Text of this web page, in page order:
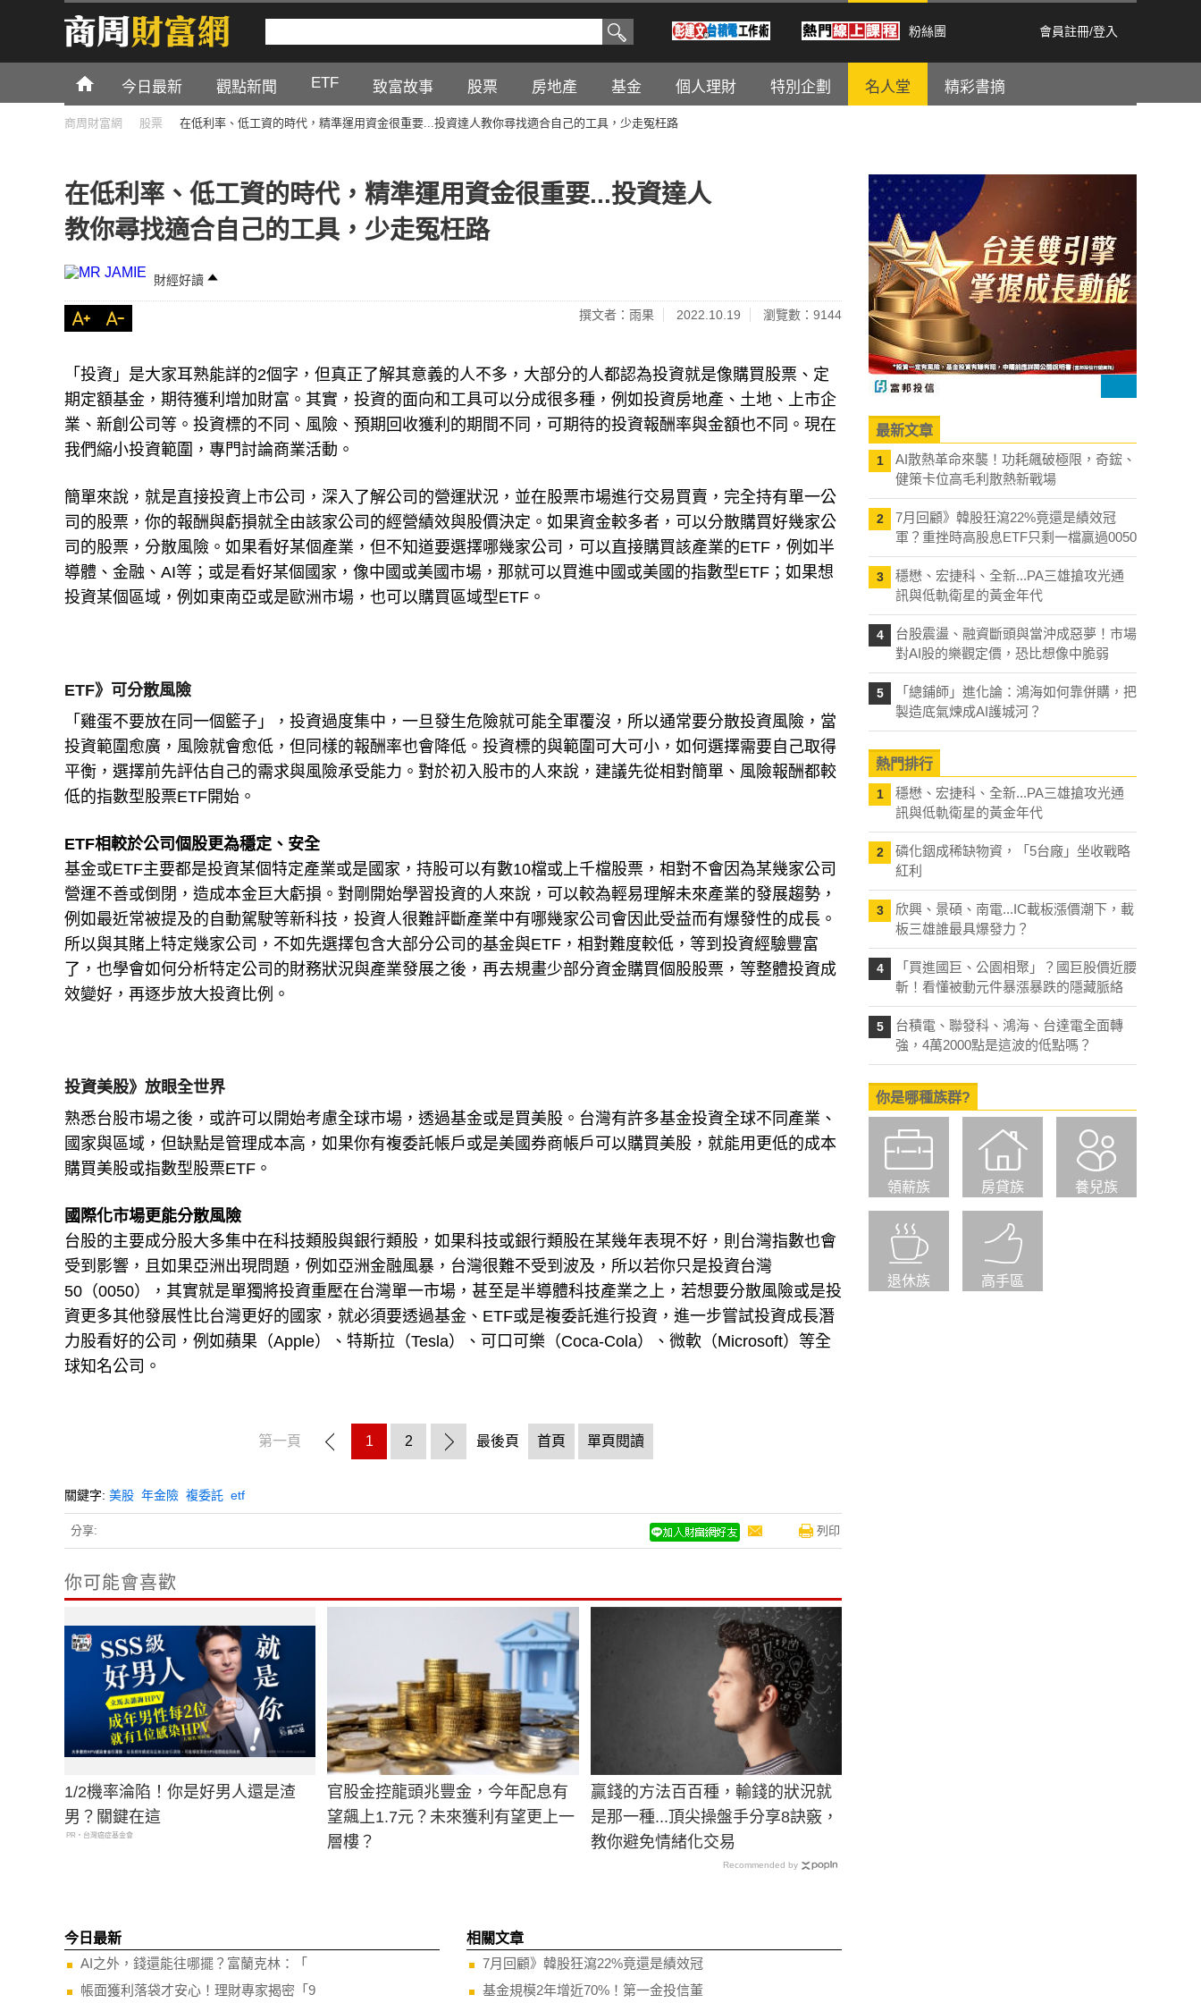
粉絲團 會員註冊/登入
今日最新 觀點新聞 ETF 致富故事 股票 房地產 基金 個人理財 特別企劃 名人堂 精彩書摘
商周財富網 股票 在低利率、低工資的時代，精準運用資金很重要...投資達人教你尋找適合自己的工具，少走冤枉路
在低利率、低工資的時代，精準運用資金很重要...投資達人
教你尋找適合自己的工具，少走冤枉路
財經好讀
撰文者：雨果 2022.10.19 瀏覽數：9144
「投資」是大家耳熟能詳的2個字，但真正了解其意義的人不多，大部分的人都認為投資就是像購買股票、定
期定額基金，期待獲利增加財富。其實，投資的面向和工具可以分成很多種，例如投資房地產、土地、上市企
業、新創公司等。投資標的不同、風險、預期回收獲利的期間不同，可期待的投資報酬率與金額也不同。現在
我們縮小投資範圍，專門討論商業活動。
簡單來說，就是直接投資上市公司，深入了解公司的營運狀況，並在股票市場進行交易買賣，完全持有單一公
司的股票，你的報酬與虧損就全由該家公司的經營績效與股價決定。如果資金較多者，可以分散購買好幾家公
司的股票，分散風險。如果看好某個產業，但不知道要選擇哪幾家公司，可以直接購買該產業的ETF，例如半
導體、金融、AI等；或是看好某個國家，像中國或美國市場，那就可以買進中國或美國的指數型ETF；如果想
投資某個區域，例如東南亞或是歐洲市場，也可以購買區域型ETF。
ETF》可分散風險
「雞蛋不要放在同一個籃子」，投資過度集中，一旦發生危險就可能全軍覆沒，所以通常要分散投資風險，當
投資範圍愈廣，風險就會愈低，但同樣的報酬率也會降低。投資標的與範圍可大可小，如何選擇需要自己取得
平衡，選擇前先評估自己的需求與風險承受能力。對於初入股市的人來說，建議先從相對簡單、風險報酬都較
低的指數型股票ETF開始。
ETF相較於公司個股更為穩定、安全
基金或ETF主要都是投資某個特定產業或是國家，持股可以有數10檔或上千檔股票，相對不會因為某幾家公司
營運不善或倒閉，造成本金巨大虧損。對剛開始學習投資的人來說，可以較為輕易理解未來產業的發展趨勢，
例如最近常被提及的自動駕駛等新科技，投資人很難評斷產業中有哪幾家公司會因此受益而有爆發性的成長。
所以與其賭上特定幾家公司，不如先選擇包含大部分公司的基金與ETF，相對難度較低，等到投資經驗豐富
了，也學會如何分析特定公司的財務狀況與產業發展之後，再去規畫少部分資金購買個股股票，等整體投資成
效變好，再逐步放大投資比例。
投資美股》放眼全世界
熟悉台股市場之後，或許可以開始考慮全球市場，透過基金或是買美股。台灣有許多基金投資全球不同產業、
國家與區域，但缺點是管理成本高，如果你有複委託帳戶或是美國券商帳戶可以購買美股，就能用更低的成本
購買美股或指數型股票ETF。
國際化市場更能分散風險
台股的主要成分股大多集中在科技類股與銀行類股，如果科技或銀行類股在某幾年表現不好，則台灣指數也會
受到影響，且如果亞洲出現問題，例如亞洲金融風暴，台灣很難不受到波及，所以若你只是投資台灣
50（0050），其實就是單獨將投資重壓在台灣單一市場，甚至是半導體科技產業之上，若想要分散風險或是投
資更多其他發展性比台灣更好的國家，就必須要透過基金、ETF或是複委託進行投資，進一步嘗試投資成長潛
力股看好的公司，例如蘋果（Apple）、特斯拉（Tesla）、可口可樂（Coca-Cola）、微軟（Microsoft）等全
球知名公司。
第一頁 1 2 最後頁 首頁 單頁閱讀
關鍵字: 美股 年金險 複委託 etf
分享: 列印
你可能會喜歡
1/2機率淪陷！你是好男人還是渣
男？關鍵在這
PR・台灣癌症基金會
官股金控龍頭兆豐金，今年配息有
望飆上1.7元？未來獲利有望更上一
層樓？
贏錢的方法百百種，輸錢的狀況就
是那一種...頂尖操盤手分享8訣竅，
教你避免情緒化交易
Recommended by
今日最新
AI之外，錢還能往哪擺？富蘭克林：「
帳面獲利落袋才安心！理財專家揭密「9
相關文章
7月回顧》韓股狂瀉22%竟還是績效冠
基金規模2年增近70%！第一金投信董
最新文章
1
AI散熱革命來襲！功耗飆破極限，奇鋐、
健策卡位高毛利散熱新戰場
2
7月回顧》韓股狂瀉22%竟還是績效冠
軍？重挫時高股息ETF只剩一檔贏過0050
3
穩懋、宏捷科、全新...PA三雄搶攻光通
訊與低軌衛星的黃金年代
4
台股震盪、融資斷頭與當沖成惡夢！市場
對AI股的樂觀定價，恐比想像中脆弱
5
「總鋪師」進化論：鴻海如何靠併購，把
製造底氣煉成AI護城河？
熱門排行
1
穩懋、宏捷科、全新...PA三雄搶攻光通
訊與低軌衛星的黃金年代
2
磷化銦成稀缺物資，「5台廠」坐收戰略
紅利
3
欣興、景碩、南電...IC載板漲價潮下，載
板三雄誰最具爆發力？
4
「買進國巨、公園相聚」？國巨股價近腰
斬！看懂被動元件暴漲暴跌的隱藏脈絡
5
台積電、聯發科、鴻海、台達電全面轉
強，4萬2000點是這波的低點嗎？
你是哪種族群?
領薪族 房貸族 養兒族
退休族 高手區